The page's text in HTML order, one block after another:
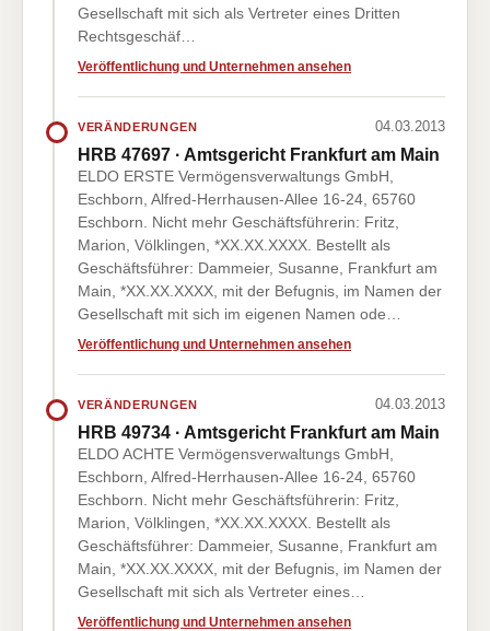
Gesellschaft mit sich als Vertreter eines Dritten
Rechtsgeschäf…
Veröffentlichung und Unternehmen ansehen
VERÄNDERUNGEN 04.03.2013
HRB 47697 · Amtsgericht Frankfurt am Main
ELDO ERSTE Vermögensverwaltungs GmbH,
Eschborn, Alfred-Herrhausen-Allee 16-24, 65760
Eschborn. Nicht mehr Geschäftsführerin: Fritz,
Marion, Völklingen, *XX.XX.XXXX. Bestellt als
Geschäftsführer: Dammeier, Susanne, Frankfurt am
Main, *XX.XX.XXXX, mit der Befugnis, im Namen der
Gesellschaft mit sich im eigenen Namen ode…
Veröffentlichung und Unternehmen ansehen
VERÄNDERUNGEN 04.03.2013
HRB 49734 · Amtsgericht Frankfurt am Main
ELDO ACHTE Vermögensverwaltungs GmbH,
Eschborn, Alfred-Herrhausen-Allee 16-24, 65760
Eschborn. Nicht mehr Geschäftsführerin: Fritz,
Marion, Völklingen, *XX.XX.XXXX. Bestellt als
Geschäftsführer: Dammeier, Susanne, Frankfurt am
Main, *XX.XX.XXXX, mit der Befugnis, im Namen der
Gesellschaft mit sich als Vertreter eines…
Veröffentlichung und Unternehmen ansehen